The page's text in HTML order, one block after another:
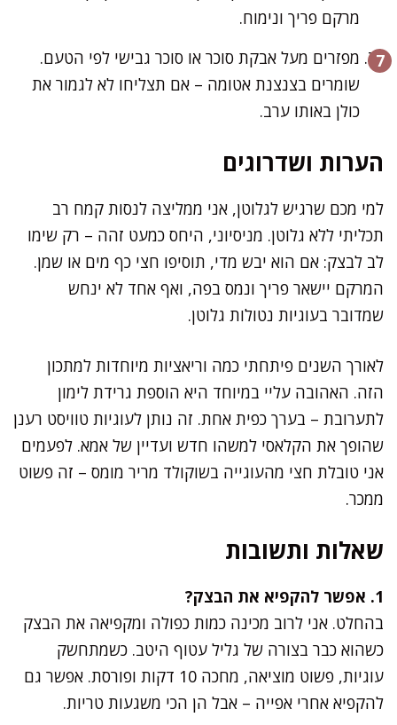
מרקם פריך ונימוח.
מפזרים מעל אבקת סוכר או סוכר גבישי לפי הטעם.
שומרים בצנצנת אטומה – אם תצליחו לא לגמור את
כולן באותו ערב.
הערות ושדרוגים
למי מכם שרגיש לגלוטן, אני ממליצה לנסות קמח רב
תכליתי ללא גלוטן. מניסיוני, היחס כמעט זהה – רק שימו
לב לבצק: אם הוא יבש מדי, תוסיפו חצי כף מים או שמן.
המרקם יישאר פריך ונמס בפה, ואף אחד לא ינחש
שמדובר בעוגיות נטולות גלוטן.
לאורך השנים פיתחתי כמה וריאציות מיוחדות למתכון
הזה. האהובה עליי במיוחד היא הוספת גרידת לימון
לתערובת – בערך כפית אחת. זה נותן לעוגיות טוויסט רענן
שהופך את הקלאסי למשהו חדש ועדיין של אמא. לפעמים
אני טובלת חצי מהעוגייה בשוקולד מריר מומס – זה פשוט
ממכר.
שאלות ותשובות
1. אפשר להקפיא את הבצק?
בהחלט. אני לרוב מכינה כמות כפולה ומקפיאה את הבצק
כשהוא כבר בצורה של גליל עטוף היטב. כשמתחשק
עוגיות, פשוט מוציאה, מחכה 10 דקות ופורסת. אפשר גם
להקפיא אחרי אפייה – אבל הן הכי משגעות טריות.